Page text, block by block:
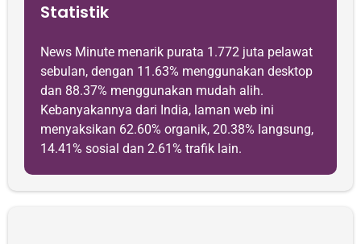
Statistik
News Minute menarik purata 1.772 juta pelawat
sebulan, dengan 11.63% menggunakan desktop
dan 88.37% menggunakan mudah alih.
Kebanyakannya dari India, laman web ini
menyaksikan 62.60% organik, 20.38% langsung,
14.41% sosial dan 2.61% trafik lain.